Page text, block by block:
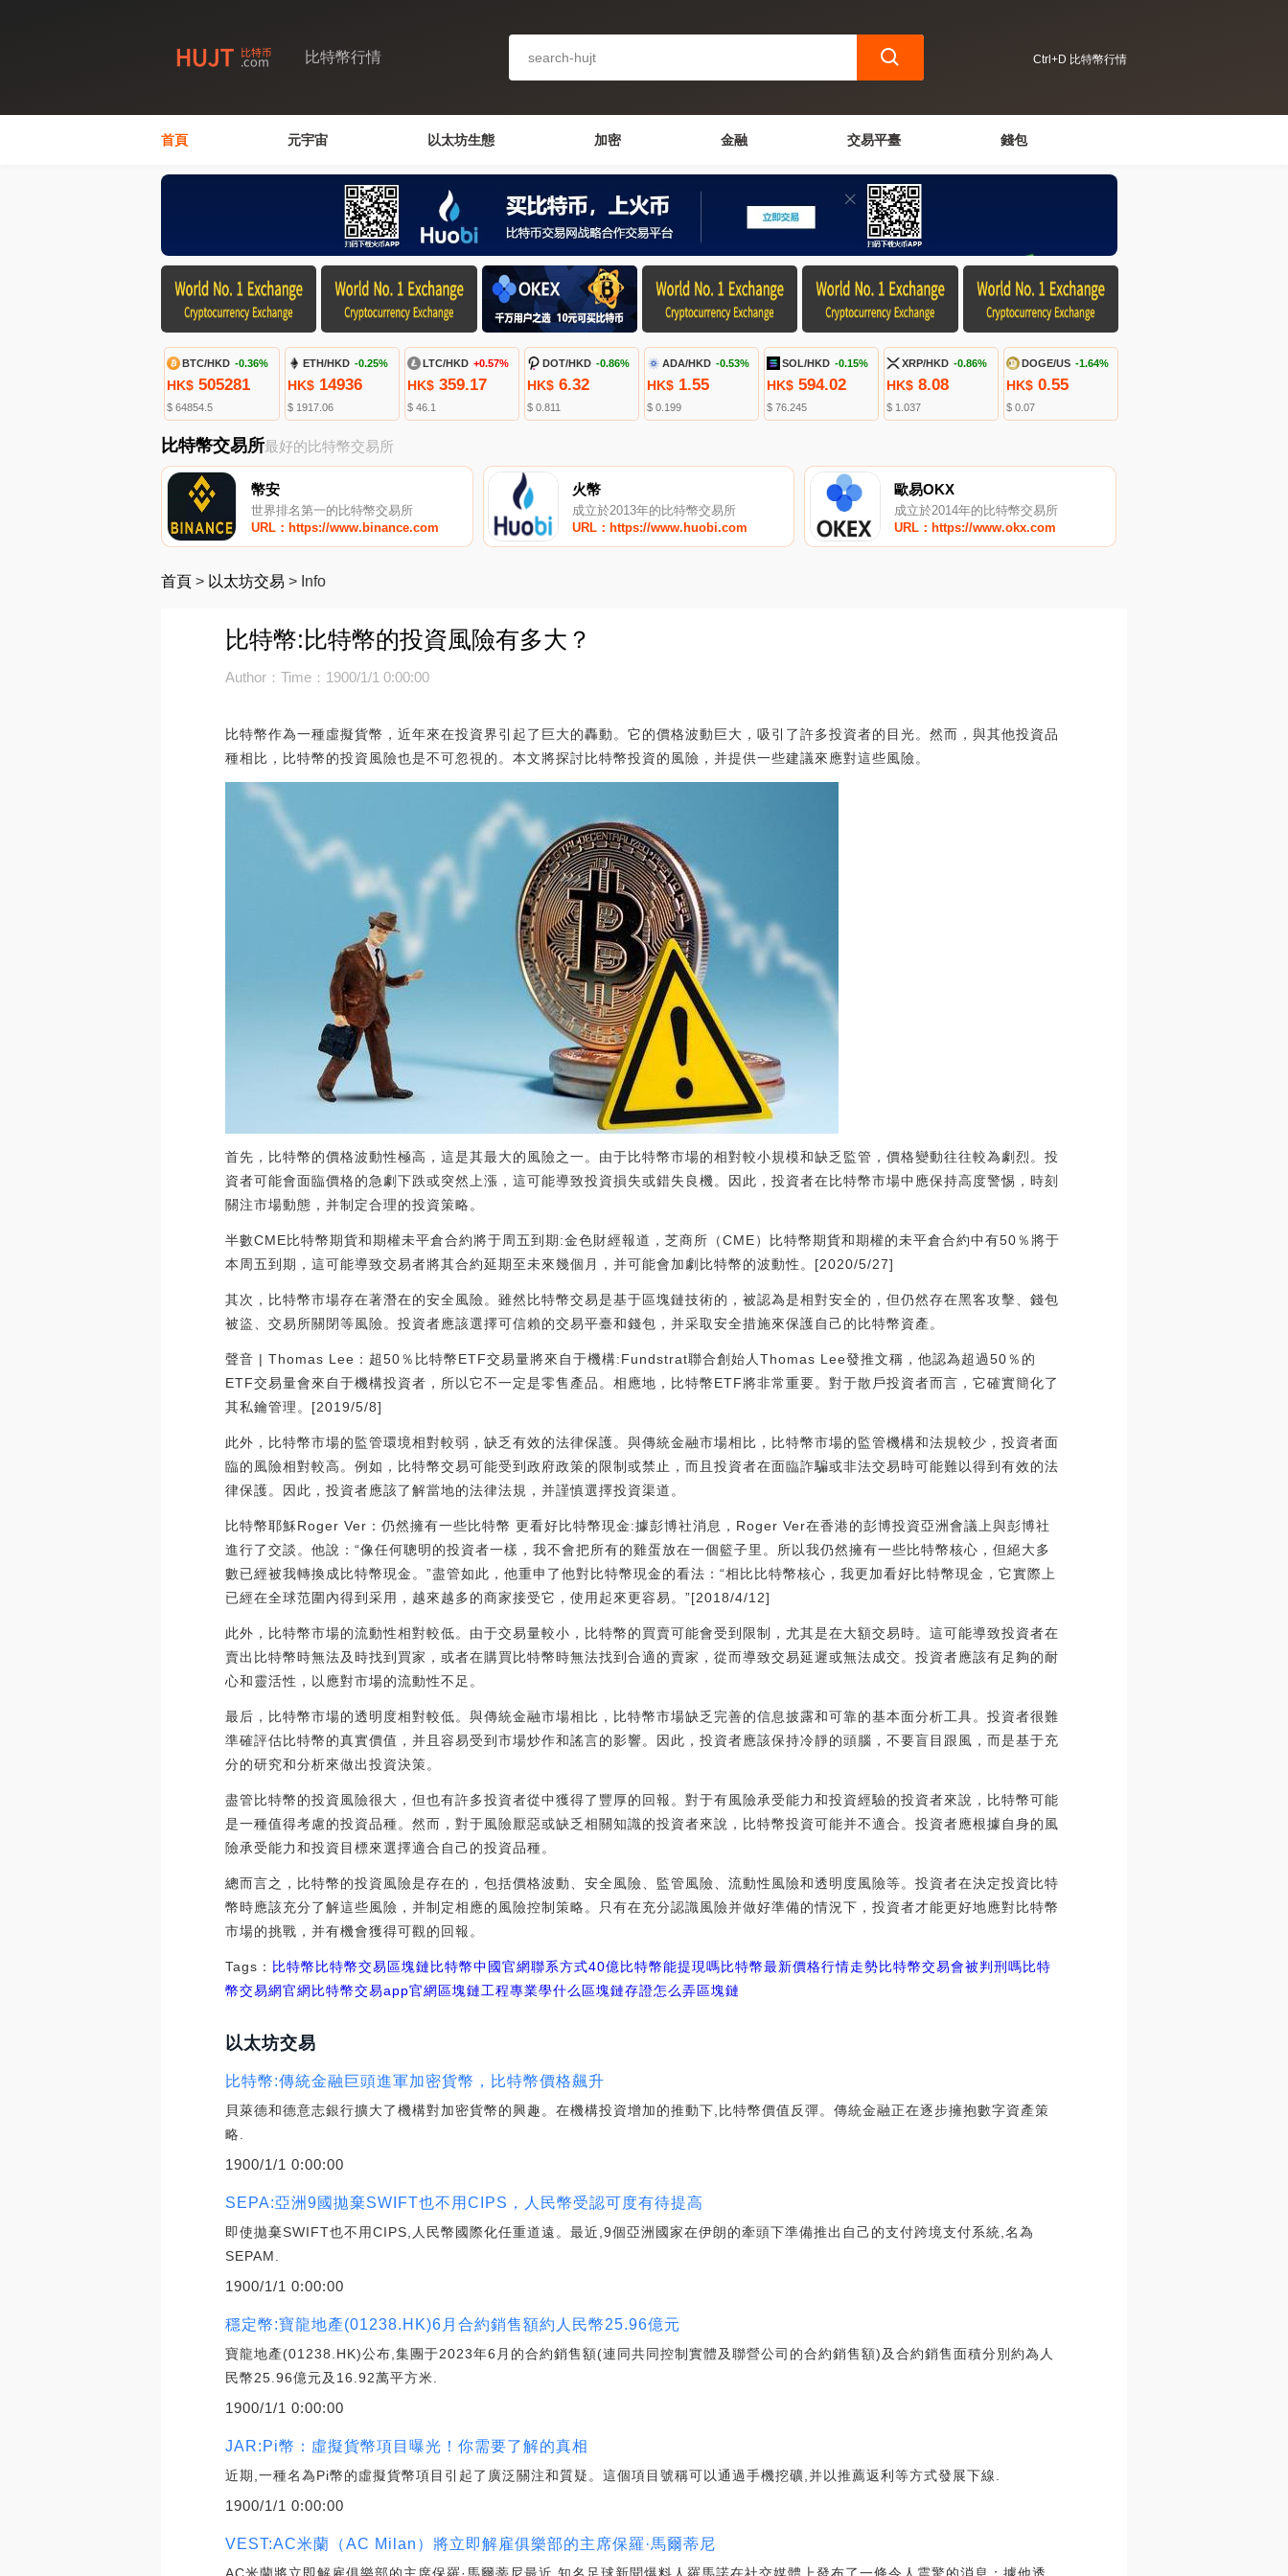
比特幣行情 Ctrl+D 比特幣行情
首頁 元宇宙 以太坊生態 加密 金融 交易平臺 錢包
BTC/HKD -0.36%
HK$ 505281
$ 64854.5
ETH/HKD -0.25%
HK$14936
$ 1917.06
LTC/HKD +0.57%
HK$359.17
$ 46.1
DOT/HKD -0.86%
HK$6.32
$ 0.811
ADA/HKD -0.53%
HK$1.55
$ 0.199
SOL/HKD -0.15%
HK$ 594.02
$ 76.245
XRP/HKD -0.86%
HK$ 8.08
$ 1.037
DOGE/US -1.64%
HK$ 0.55
$ 0.07
比特幣交易所最好的比特幣交易所
幣安
世界排名第一的比特幣交易所
URL：https://www.binance.com
火幣
成立於2013年的比特幣交易所
URL：https://www.huobi.com
歐易OKX
成立於2014年的比特幣交易所
URL：https://www.okx.com
首頁 > 以太坊交易 > Info
比特幣:比特幣的投資風險有多大？
Author：Time：1900/1/1 0:00:00
比特幣作為一種虛擬貨幣，近年來在投資界引起了巨大的轟動。它的價格波動巨大，吸引了許多投資者的目光。然而，與其他投資品
種相比，比特幣的投資風險也是不可忽視的。本文將探討比特幣投資的風險，并提供一些建議來應對這些風險。
首先，比特幣的價格波動性極高，這是其最大的風險之一。由于比特幣市場的相對較小規模和缺乏監管，價格變動往往較為劇烈。投
資者可能會面臨價格的急劇下跌或突然上漲，這可能導致投資損失或錯失良機。因此，投資者在比特幣市場中應保持高度警惕，時刻
關注市場動態，并制定合理的投資策略。
半數CME比特幣期貨和期權未平倉合約將于周五到期:金色財經報道，芝商所（CME）比特幣期貨和期權的未平倉合約中有50％將于
本周五到期，這可能導致交易者將其合約延期至未來幾個月，并可能會加劇比特幣的波動性。[2020/5/27]
其次，比特幣市場存在著潛在的安全風險。雖然比特幣交易是基于區塊鏈技術的，被認為是相對安全的，但仍然存在黑客攻擊、錢包
被盜、交易所關閉等風險。投資者應該選擇可信賴的交易平臺和錢包，并采取安全措施來保護自己的比特幣資產。
聲音 | Thomas Lee：超50％比特幣ETF交易量將來自于機構:Fundstrat聯合創始人Thomas Lee發推文稱，他認為超過50％的
ETF交易量會來自于機構投資者，所以它不一定是零售產品。相應地，比特幣ETF將非常重要。對于散戶投資者而言，它確實簡化了
其私鑰管理。[2019/5/8]
此外，比特幣市場的監管環境相對較弱，缺乏有效的法律保護。與傳統金融市場相比，比特幣市場的監管機構和法規較少，投資者面
臨的風險相對較高。例如，比特幣交易可能受到政府政策的限制或禁止，而且投資者在面臨詐騙或非法交易時可能難以得到有效的法
律保護。因此，投資者應該了解當地的法律法規，并謹慎選擇投資渠道。
比特幣耶穌Roger Ver：仍然擁有一些比特幣 更看好比特幣現金:據彭博社消息，Roger Ver在香港的彭博投資亞洲會議上與彭博社
進行了交談。他說：“像任何聰明的投資者一樣，我不會把所有的雞蛋放在一個籃子里。所以我仍然擁有一些比特幣核心，但絕大多
數已經被我轉換成比特幣現金。”盡管如此，他重申了他對比特幣現金的看法：“相比比特幣核心，我更加看好比特幣現金，它實際上
已經在全球范圍內得到采用，越來越多的商家接受它，使用起來更容易。”[2018/4/12]
此外，比特幣市場的流動性相對較低。由于交易量較小，比特幣的買賣可能會受到限制，尤其是在大額交易時。這可能導致投資者在
賣出比特幣時無法及時找到買家，或者在購買比特幣時無法找到合適的賣家，從而導致交易延遲或無法成交。投資者應該有足夠的耐
心和靈活性，以應對市場的流動性不足。
最后，比特幣市場的透明度相對較低。與傳統金融市場相比，比特幣市場缺乏完善的信息披露和可靠的基本面分析工具。投資者很難
準確評估比特幣的真實價值，并且容易受到市場炒作和謠言的影響。因此，投資者應該保持冷靜的頭腦，不要盲目跟風，而是基于充
分的研究和分析來做出投資決策。
盡管比特幣的投資風險很大，但也有許多投資者從中獲得了豐厚的回報。對于有風險承受能力和投資經驗的投資者來說，比特幣可能
是一種值得考慮的投資品種。然而，對于風險厭惡或缺乏相關知識的投資者來說，比特幣投資可能并不適合。投資者應根據自身的風
險承受能力和投資目標來選擇適合自己的投資品種。
總而言之，比特幣的投資風險是存在的，包括價格波動、安全風險、監管風險、流動性風險和透明度風險等。投資者在決定投資比特
幣時應該充分了解這些風險，并制定相應的風險控制策略。只有在充分認識風險并做好準備的情況下，投資者才能更好地應對比特幣
市場的挑戰，并有機會獲得可觀的回報。
Tags： 比特幣 比特幣交易 區塊鏈比特幣中國官網聯系方式40億比特幣能提現嗎比特幣最新價格行情走勢比特幣交易會被判刑嗎比特
幣交易網官網 比特幣交易app官網區塊鏈工程專業學什么 區塊鏈存證怎么弄區塊鏈
以太坊交易
比特幣:傳統金融巨頭進軍加密貨幣，比特幣價格飆升
貝萊德和德意志銀行擴大了機構對加密貨幣的興趣。在機構投資增加的推動下,比特幣價值反彈。傳統金融正在逐步擁抱數字資產策
略.
1900/1/1 0:00:00
SEPA:亞洲9國拋棄SWIFT也不用CIPS，人民幣受認可度有待提高
即使拋棄SWIFT也不用CIPS,人民幣國際化任重道遠。最近,9個亞洲國家在伊朗的牽頭下準備推出自己的支付跨境支付系統,名為
SEPAM.
1900/1/1 0:00:00
穩定幣:寶龍地產(01238.HK)6月合約銷售額約人民幣25.96億元
寶龍地產(01238.HK)公布,集團于2023年6月的合約銷售額(連同共同控制實體及聯營公司的合約銷售額)及合約銷售面積分別約為人
民幣25.96億元及16.92萬平方米.
1900/1/1 0:00:00
JAR:Pi幣：虛擬貨幣項目曝光！你需要了解的真相
近期,一種名為Pi幣的虛擬貨幣項目引起了廣泛關注和質疑。這個項目號稱可以通過手機挖礦,并以推薦返利等方式發展下線.
1900/1/1 0:00:00
VEST:AC米蘭（AC Milan）將立即解雇俱樂部的主席保羅·馬爾蒂尼